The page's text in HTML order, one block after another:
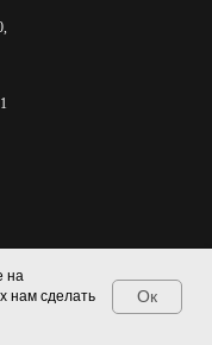
на
нам сделать
Ок